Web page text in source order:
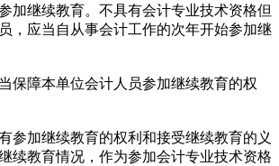
加继续教育。不具有会计专业技术资格但
，应当自从事会计工作的次年开始参加继
保障本单位会计人员参加继续教育的权
参加继续教育的权利和接受继续教育的义
续教育情况，作为参加会计专业技术资格